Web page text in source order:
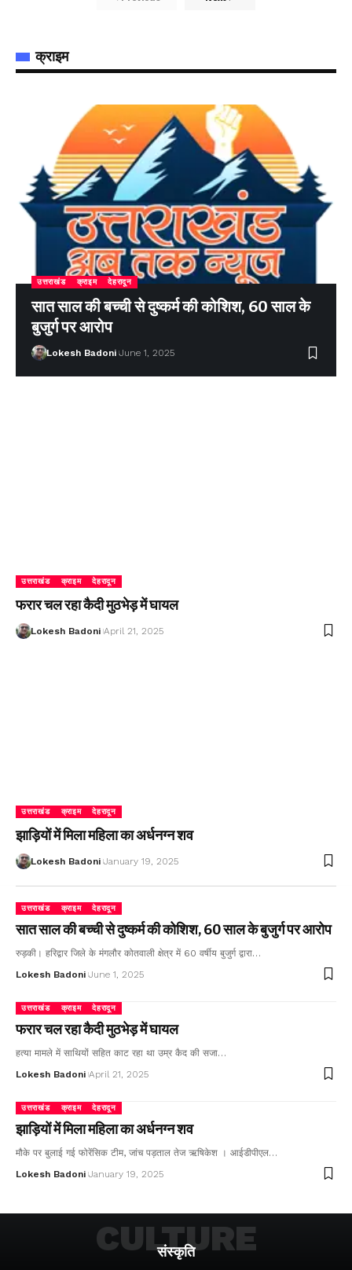
क्राइम
उत्तराखंड क्राइम देहरादून
सात साल की बच्ची से दुष्कर्म की कोशिश, 60 साल के
बुजुर्ग पर आरोप
Lokesh Badoni June 1, 2025
उत्तराखंड क्राइम देहरादून
फरार चल रहा कैदी मुठभेड़ में घायल
Lokesh Badoni April 21, 2025
उत्तराखंड क्राइम देहरादून
झाड़ियों में मिला महिला का अर्धनग्न शव
Lokesh Badoni January 19, 2025
उत्तराखंड क्राइम देहरादून
सात साल की बच्ची से दुष्कर्म की कोशिश, 60 साल के बुजुर्ग पर आरोप
रुड़की। हरिद्वार जिले के मंगलौर कोतवाली क्षेत्र में 60 वर्षीय बुजुर्ग द्वारा…
Lokesh Badoni June 1, 2025
उत्तराखंड क्राइम देहरादून
फरार चल रहा कैदी मुठभेड़ में घायल
हत्या मामले में साथियों सहित काट रहा था उम्र कैद की सजा…
Lokesh Badoni April 21, 2025
उत्तराखंड क्राइम देहरादून
झाड़ियों में मिला महिला का अर्धनग्न शव
मौके पर बुलाई गई फोरेंसिक टीम, जांच पड़ताल तेज ऋषिकेश । आईडीपीएल…
Lokesh Badoni January 19, 2025
संस्कृति
CULTURE